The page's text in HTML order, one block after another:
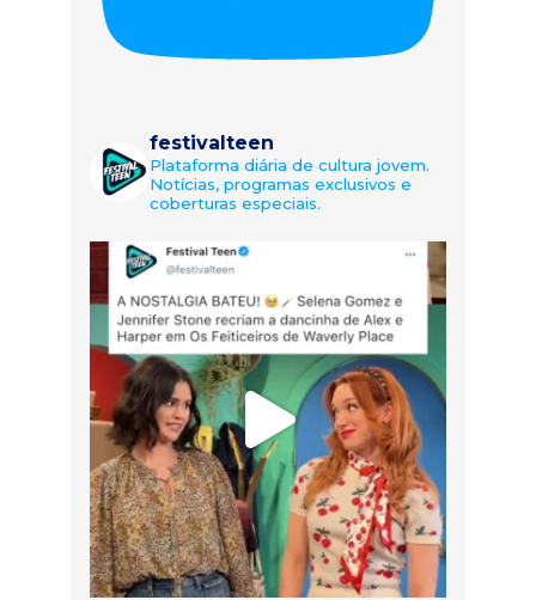
festivalteen
Plataforma diária de cultura jovem.
Notícias, programas exclusivos e
coberturas especiais.